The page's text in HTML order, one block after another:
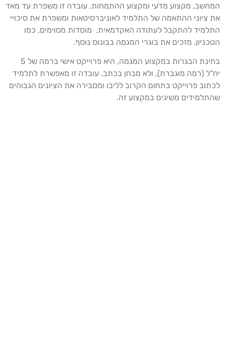
מקצוע מדעי ומקצוע ההתמחות. עובדה זו משפרת עד מאד
ציוני ההתאמה של התלמיד לאוניברסיטאות ומשפרת את סיכויי
להתקבל לעתודה האקדמאית. מוסדות מסוימים, כמו
מזכים את בוגרי המגמה בבונוס נוסף.
בחינת הבגרות במקצוע המגמה, היא פרוייקט אישי ברמה של 5
(רמה מוגברת), ולא מבחן בכתב. עובדה זו מאפשרת לתלמיד
פרוייקט בתחום הקרוב לליבו ומסבירה את הציונים הגבוהים
משיגים במקצוע זה.